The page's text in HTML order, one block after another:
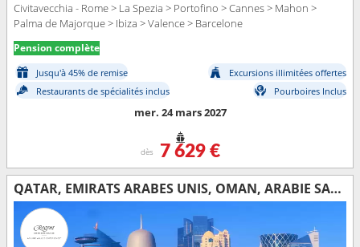
Civitavecchia - Rome > La Spezia > Portofino > Cannes > Mahon >
Palma de Majorque > Ibiza > Valence > Barcelone
Pension complète
Jusqu'à 45% de remise
Excursions illimitées offertes
Restaurants de spécialités inclus
Pourboires Inclus
mer. 24 mars 2027
dès 7 629 €
QATAR, EMIRATS ARABES UNIS, OMAN, ARABIE SAOUDITE, JORDANIE, EGYPTE, ISRAËL, GRÈCE, ITALIE